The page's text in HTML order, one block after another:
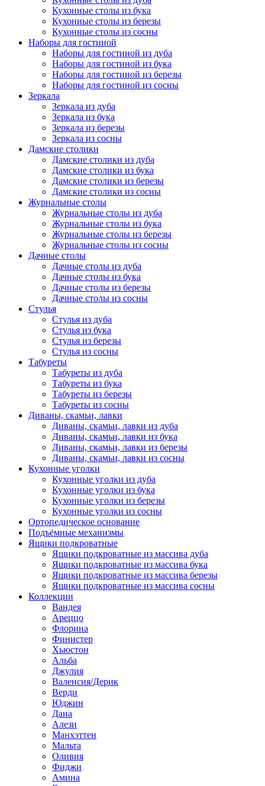
Кухонные столы из бука
Кухонные столы из березы
Кухонные столы из сосны
Наборы для гостиной
Наборы для гостиной из дуба
Наборы для гостиной из бука
Наборы для гостиной из березы
Наборы для гостиной из сосны
Зеркала
Зеркала из дуба
Зеркала из бука
Зеркала из березы
Зеркала из сосны
Дамские столики
Дамские столики из дуба
Дамские столики из бука
Дамские столики из березы
Дамские столики из сосны
Журнальные столы
Журнальные столы из дуба
Журнальные столы из бука
Журнальные столы из березы
Журнальные столы из сосны
Дачные столы
Дачные столы из дуба
Дачные столы из бука
Дачные столы из березы
Дачные столы из сосны
Стулья
Стулья из дуба
Стулья из бука
Стулья из березы
Стулья из сосны
Табуреты
Табуреты из дуба
Табуреты из бука
Табуреты из березы
Табуреты из сосны
Диваны, скамьи, лавки
Диваны, скамьи, лавки из дуба
Диваны, скамьи, лавки из бука
Диваны, скамьи, лавки из березы
Диваны, скамьи, лавки из сосны
Кухонные уголки
Кухонные уголки из дуба
Кухонные уголки из бука
Кухонные уголки из березы
Кухонные уголки из сосны
Ортопедическое основание
Подъёмные механизмы
Ящики подкроватные
Ящики подкроватные из массива дуба
Ящики подкроватные из массива бука
Ящики подкроватные из массива березы
Ящики подкроватные из массива сосны
Коллекции
Вандея
Ареццо
Флорина
Финистер
Хьюстон
Альба
Джулия
Валенсия/Дерик
Верди
Юджин
Дана
Алези
Манхэттен
Мальта
Оливия
Фиджи
Амина